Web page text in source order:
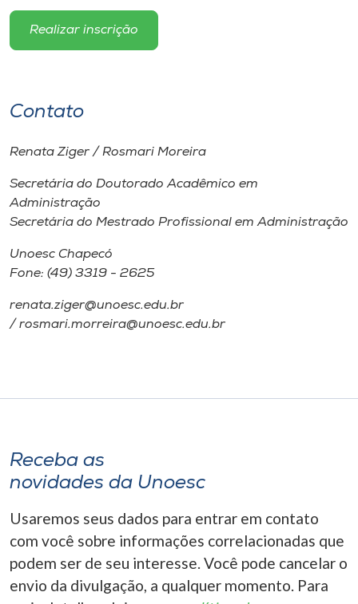
Realizar inscrição
Contato
Renata Ziger / Rosmari Moreira
Secretária do Doutorado Acadêmico em
Administração
Secretária do Mestrado Profissional em Administração
Unoesc Chapecó
Fone: (49) 3319 - 2625
renata.ziger@unoesc.edu.br
/ rosmari.morreira@unoesc.edu.br
Receba as
novidades da Unoesc
Usaremos seus dados para entrar em contato
com você sobre informações correlacionadas que
podem ser de seu interesse. Você pode cancelar o
envio da divulgação, a qualquer momento. Para